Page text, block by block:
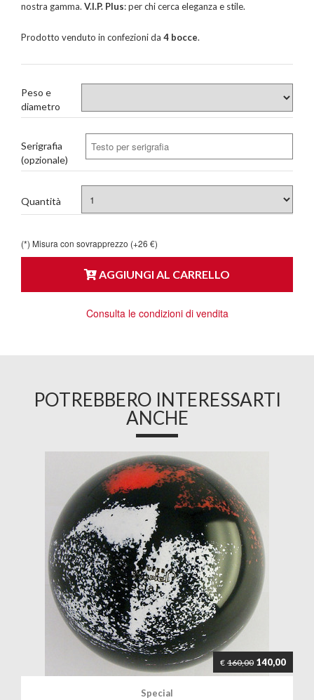
nostra gamma. V.I.P. Plus: per chi cerca eleganza e stile.
Prodotto venduto in confezioni da 4 bocce.
Peso e
diametro
Serigrafia
(opzionale)
Quantità
(*) Misura con sovrapprezzo (+26 €)
AGGIUNGI AL CARRELLO
Consulta le condizioni di vendita
POTREBBERO INTERESSARTI
ANCHE
€ 160,00 140,00
Special